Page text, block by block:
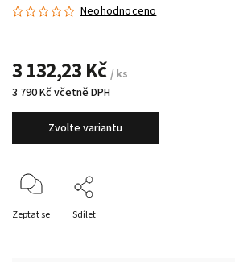
Neohodnoceno
3 132,23 Kč / ks
3 790 Kč včetně DPH
Zvolte variantu
Zeptat se Sdílet